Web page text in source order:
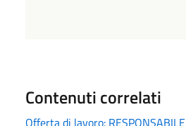
Contenuti correlati
Offerta di lavoro: